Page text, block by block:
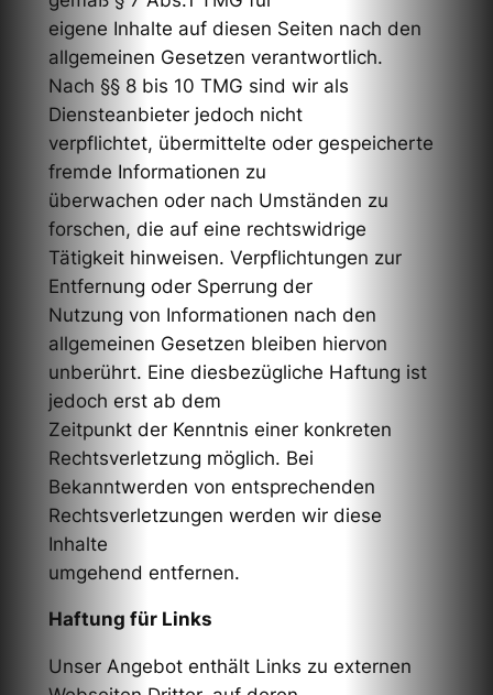
eigene Inhalte auf diesen Seiten nach den
allgemeinen Gesetzen verantwortlich.
Nach §§ 8 bis 10 TMG sind wir als
Diensteanbieter jedoch nicht
verpflichtet, übermittelte oder gespeicherte
fremde Informationen zu
überwachen oder nach Umständen zu
forschen, die auf eine rechtswidrige
Tätigkeit hinweisen. Verpflichtungen zur
Entfernung oder Sperrung der
Nutzung von Informationen nach den
allgemeinen Gesetzen bleiben hiervon
unberührt. Eine diesbezügliche Haftung ist
jedoch erst ab dem
Zeitpunkt der Kenntnis einer konkreten
Rechtsverletzung möglich. Bei
Bekanntwerden von entsprechenden
Rechtsverletzungen werden wir diese
Inhalte
umgehend entfernen.
Haftung für Links
Unser Angebot enthält Links zu externen